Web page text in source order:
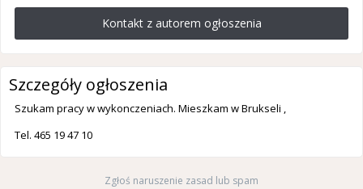
Kontakt z autorem ogłoszenia
Szczegóły ogłoszenia
Szukam pracy w wykonczeniach. Mieszkam w Brukseli ,
Tel. 465 19 47 10
Zgłoś naruszenie zasad lub spam